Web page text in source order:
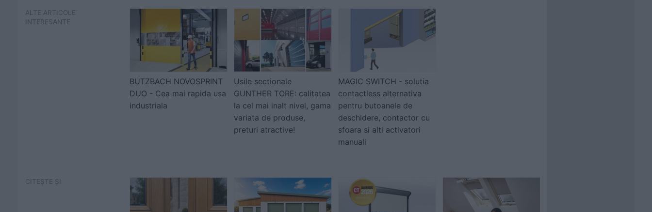
ALTE ARTICOLE
INTERESANTE
BUTZBACH NOVOSPRINT
DUO - Cea mai rapida usa
industriala
Usile sectionale
GUNTHER TORE: calitatea
la cel mai inalt nivel, gama
variata de produse,
preturi atractive!
MAGIC SWITCH - solutia
contactless alternativa
pentru butoanele de
deschidere, contactor cu
sfoara si alti activatori
manuali
CITEȘTE ȘI